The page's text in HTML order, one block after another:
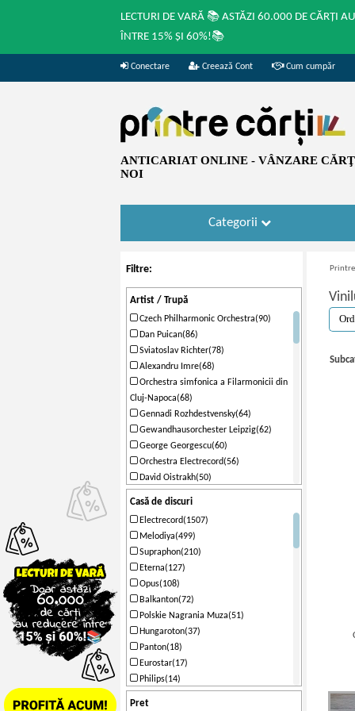
LECTURI DE VARĂ 📚 ASTĂZI 60.000 DE CĂRȚI
ÎNTRE 15% ȘI 60%!📚
Conectare Creează Cont Cum cumpăr
ANTICARIAT ONLINE - VÂNZARE
NOI
Categorii
Filtre:
Artist / Trupă
Czech Philharmonic Orchestra(90)
Dan Puican(86)
Sviatoslav Richter(78)
Alexandru Imre(68)
Orchestra simfonica a Filarmonicii din
Cluj-Napoca(68)
Gennadi Rozhdestvensky(64)
Gewandhausorchester Leipzig(62)
George Georgescu(60)
Orchestra Electrecord(56)
David Oistrakh(50)
Slovak Philharmonic Orchestra(46)
Slovak Chamber Orchestra(46)
Bohdan Warchal(46)
Prague Chamber Orchestra(44)
Kurt Masur(42)
Valentin Gheorghiu(40)
Emil Gilels(38)
Vaclav Neumann(38)
Cristian Mandeal(38)
Mircea Cristescu(38)
Ervin Acel(38)
Orchestra Simfonica a Filarmonicii de
Casă de discuri
Electrecord(1507)
Melodiya(499)
Supraphon(210)
Eterna(127)
Opus(108)
Balkanton(72)
Polskie Nagrania Muza(51)
Hungaroton(37)
Panton(18)
Eurostar(17)
Philips(14)
Pret